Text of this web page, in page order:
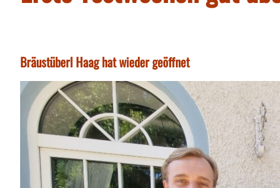
Bräustüberl Haag hat wieder geöffnet